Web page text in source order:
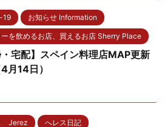
19 お知らせ Information
ーを飲めるお店、買えるお店 Sherry Place
・宅配】スペイン料理店MAP更新
月14日）
Jerez へレス日記